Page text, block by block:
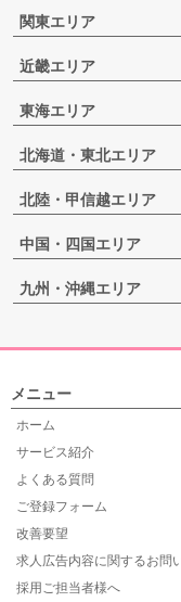
関東エリア
近畿エリア
東海エリア
北海道・東北エリア
北陸・甲信越エリア
中国・四国エリア
九州・沖縄エリア
メニュー
ホーム
サービス紹介
よくある質問
ご登録フォーム
改善要望
求人広告内容に関するお問
採用ご担当者様へ